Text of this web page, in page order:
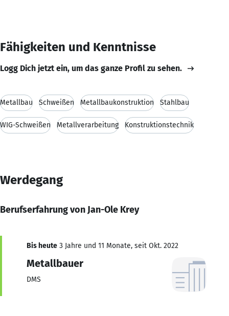
Fähigkeiten und Kenntnisse
Logg Dich jetzt ein, um das ganze Profil zu sehen.
Metallbau Schweißen Metallbaukonstruktion Stahlbau
WIG-Schweißen Metallverarbeitung Konstruktionstechnik
Werdegang
Berufserfahrung von Jan-Ole Krey
Bis heute 3 Jahre und 11 Monate, seit Okt. 2022
Metallbauer
DMS